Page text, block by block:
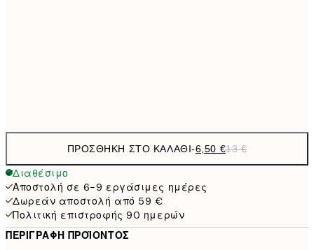
ΠΡΟΣΘΉΚΗ ΣΤΟ ΚΑΛΆΘΙ-6,50 €13 €
Διαθέσιμο
Αποστολή σε 6-9 εργάσιμες ημέρες
Δωρεάν αποστολή από 59 €
Πολιτική επιστροφής 90 ημερών
ΠΕΡΙΓΡΑΦΉ ΠΡΟΪΌΝΤΟΣ